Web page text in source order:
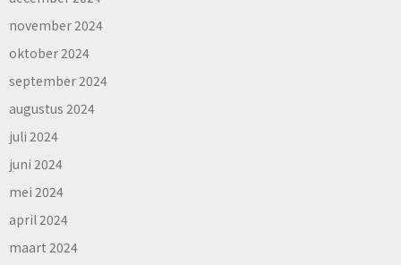
november 2024
oktober 2024
september 2024
augustus 2024
juli 2024
juni 2024
mei 2024
april 2024
maart 2024